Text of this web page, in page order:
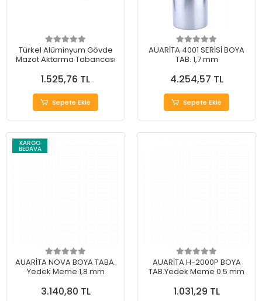
Türkel Alüminyum Gövde
Mazot Aktarma Tabancası
1.525,76 TL
Sepete Ekle
AUARİTA 4001 SERİSİ BOYA
TAB. 1,7 mm
4.254,57 TL
Sepete Ekle
KARGO
BEDAVA
AUARİTA NOVA BOYA TABA.
Yedek Meme 1,8 mm
3.140,80 TL
AUARİTA H-2000P BOYA
TAB.Yedek Meme 0.5 mm
1.031,29 TL